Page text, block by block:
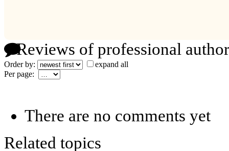
Reviews of professional
Order by:
expand all
Per page:
There are no comments yet
Related topics